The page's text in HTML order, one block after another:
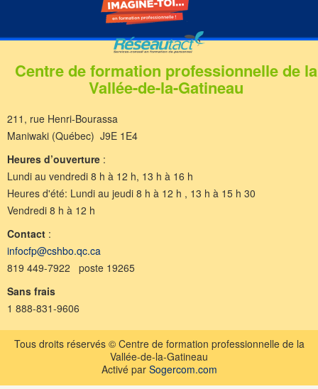
Centre de formation professionnelle de la
Vallée-de-la-Gatineau
211, rue Henri-Bourassa
Maniwaki (Québec) J9E 1E4
Heures d’ouverture :
Lundi au vendredi 8 h à 12 h, 13 h à 16 h
Heures d'été: Lundi au jeudi 8 h à 12 h , 13 h à 15 h 30
Vendredi 8 h à 12 h
Contact :
infocfp@cshbo.qc.ca
819 449-7922 poste 19265
Sans frais
1 888-831-9606
Tous droits réservés © Centre de formation professionnelle de la
Vallée-de-la-Gatineau
Activé par Sogercom.com